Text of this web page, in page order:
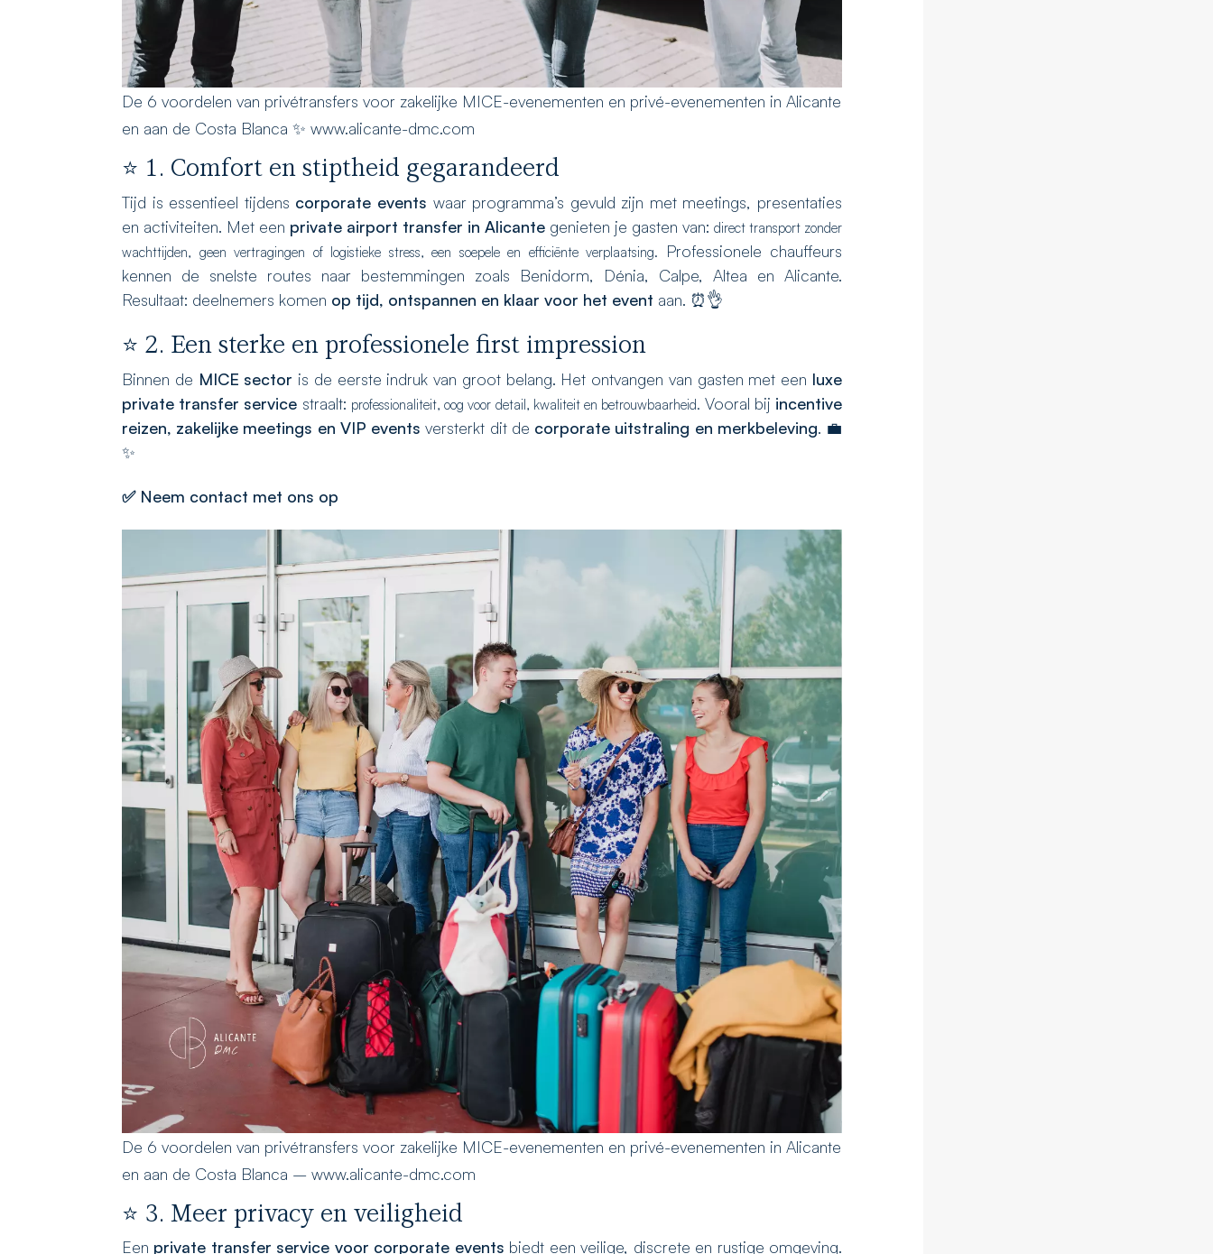
De 6 voordelen van privétransfers voor zakelijke MICE-evenementen en privé-evenementen in Alicante
en aan de Costa Blanca ✨ www.alicante-dmc.com
⭐ 1. Comfort en stiptheid gegarandeerd
Tijd is essentieel tijdens corporate events waar programma’s gevuld zijn met meetings, presentaties
en activiteiten. Met een private airport transfer in Alicante genieten je gasten van: direct transport zonder
wachttijden, geen vertragingen of logistieke stress, een soepele en efficiënte verplaatsing.
Professionele chauffeurs
kennen de snelste routes naar bestemmingen zoals Benidorm, Dénia, Calpe, Altea en Alicante.
Resultaat: deelnemers komen op tijd, ontspannen en klaar voor het event aan. ⏰👌
⭐ 2. Een sterke en professionele first impression
Binnen de MICE sector is de eerste indruk van groot belang. Het ontvangen van gasten met een luxe
private transfer service straalt: professionaliteit,oog voor detail, kwaliteit en betrouwbaarheid. Vooral bij incentive
reizen, zakelijke meetings en VIP events versterkt dit de corporate uitstraling en merkbeleving. 💼
✨
✅ Neem contact met ons op
De 6 voordelen van privétransfers voor zakelijke MICE-evenementen en privé-evenementen in Alicante
en aan de Costa Blanca – www.alicante-dmc.com
⭐ 3. Meer privacy en veiligheid
Een private transfer service voor corporate events biedt een veilige, discrete en rustige omgeving.